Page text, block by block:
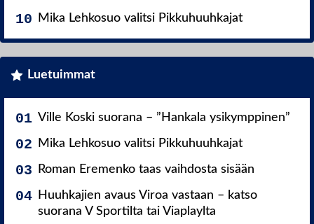
Mika Lehkosuo valitsi Pikkuhuuhkajat
Luetuimmat
Ville Koski suorana – ”Hankala ysikymppinen”
Mika Lehkosuo valitsi Pikkuhuuhkajat
Roman Eremenko taas vaihdosta sisään
Huuhkajien avaus Viroa vastaan – katso
suorana V Sportilta tai Viaplaylta